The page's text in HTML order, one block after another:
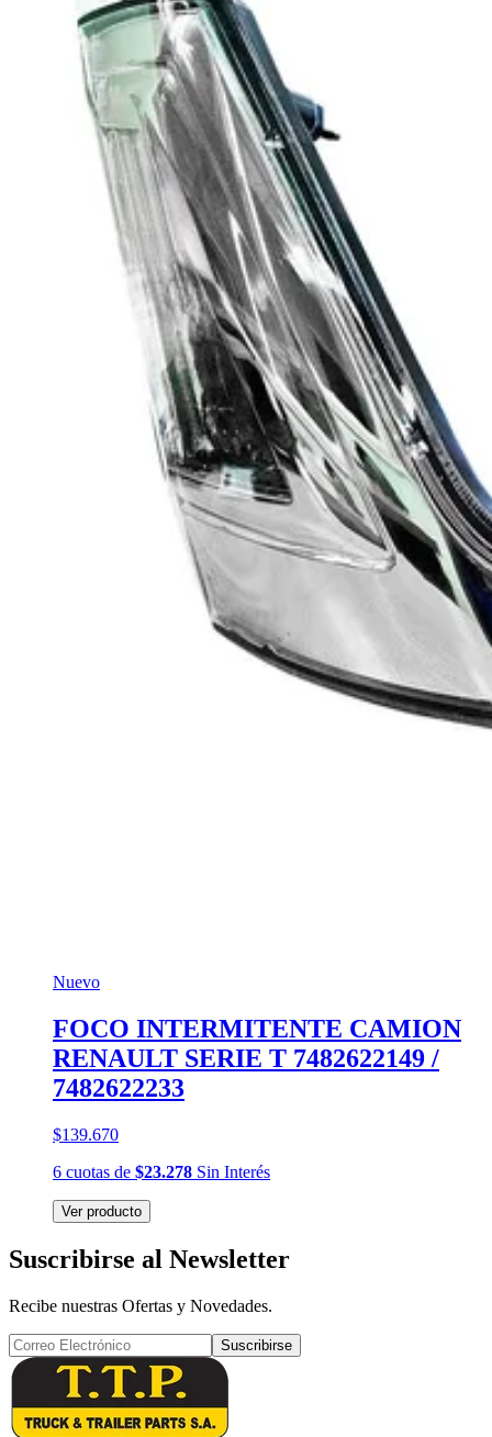
Nuevo
FOCO INTERMITENTE CAMION
RENAULT SERIE T 7482622149 /
7482622233
$139.670
6 cuotas de $23.278 Sin Interés
Ver producto
Suscribirse al Newsletter
Recibe nuestras Ofertas y Novedades.
Suscribirse